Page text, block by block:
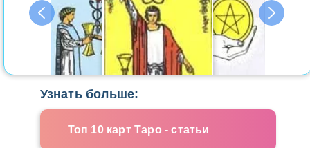
Узнать больше:
Топ 10 карт Таро - статьи